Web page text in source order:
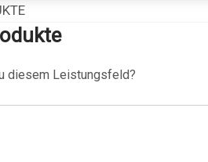
diesem Leistungsfeld?